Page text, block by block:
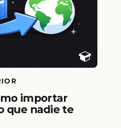
importar
que nadie te